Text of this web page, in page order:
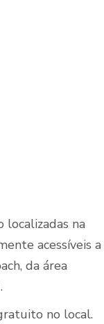
localizadas na
acessíveis a
da área
no local.